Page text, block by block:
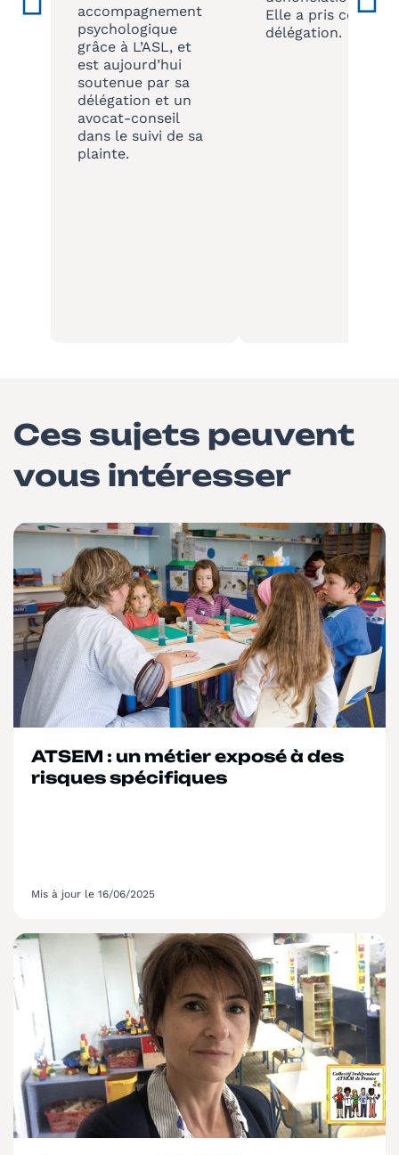
accompagnement
psychologique
grâce à L’ASL, et
est aujourd’hui
soutenue par sa
délégation et un
avocat-conseil
dans le suivi de sa
plainte.
Elle a pris contact
délégation.
Ces sujets peuvent
vous intéresser
ATSEM : un métier exposé à des
risques spécifiques
Mis à jour le 16/06/2025